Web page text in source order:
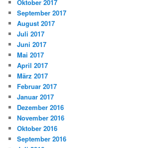
Oktober 2017
September 2017
August 2017
Juli 2017
Juni 2017
Mai 2017
April 2017
März 2017
Februar 2017
Januar 2017
Dezember 2016
November 2016
Oktober 2016
September 2016